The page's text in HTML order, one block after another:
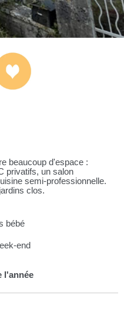
beaucoup d'espace :
privatifs, un salon
semi-professionnelle.
clos.
bébé
end
l'année